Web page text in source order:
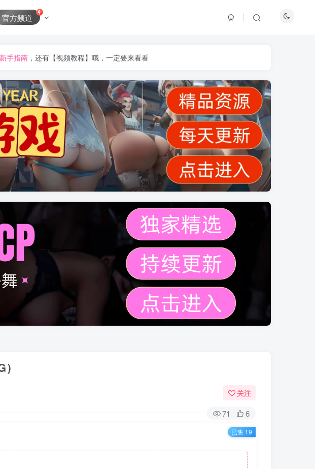
官方频道
手指南 ，还有【视频教程】哦，一定要来看看
关注
71 6
已售 19